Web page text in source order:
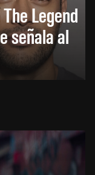
Legend
señala al